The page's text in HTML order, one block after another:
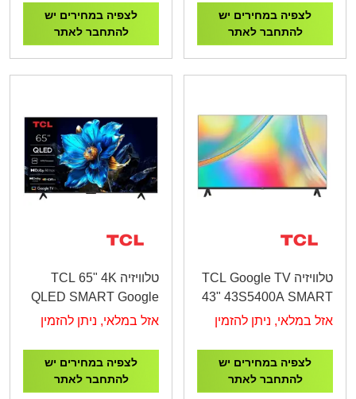
לצפיה במחירים יש
להתחבר לאתר
לצפיה במחירים יש
להתחבר לאתר
טלוויזיה TCL Google TV
43" 43S5400A SMART
FHD
אזל במלאי, ניתן להזמין
לצפיה במחירים יש
להתחבר לאתר
טלוויזיה TCL 65" 4K
QLED SMART Google
TV 65P7K
אזל במלאי, ניתן להזמין
לצפיה במחירים יש
להתחבר לאתר